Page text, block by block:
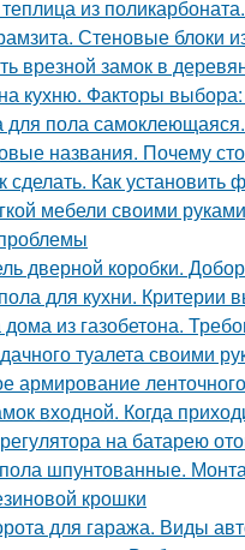
из
Стеновые блоки
врезной замок в
кухню. Факторы
для пола
названия. Почему
сделать. Как
мебели своими
дверной коробки.
для кухни. Критерии
из газобетона.
туалета своими
армирование
входной. Когда
на батарею
шпунтованные.
крошки
для гаража. Виды